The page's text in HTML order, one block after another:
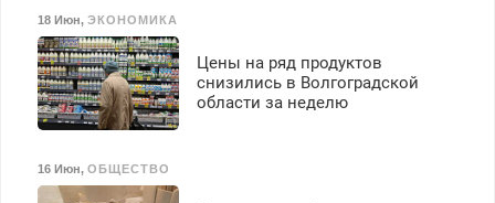
18 Июн, ЭКОНОМИКА
Цены на ряд продуктов
снизились в Волгоградской
области за неделю
16 Июн, ОБЩЕСТВО